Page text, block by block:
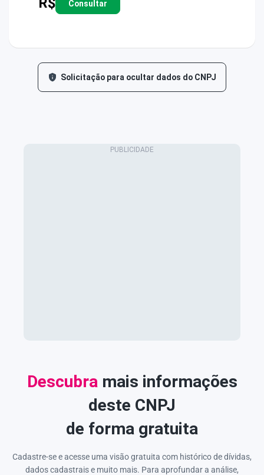
Consultar
Solicitação para ocultar dados do CNPJ
Descubramais informações
deste CNPJ
de forma gratuita
Cadastre-se e acesse uma visão gratuita com histórico de dívidas,
dados cadastrais e muito mais. Para aprofundar a análise,